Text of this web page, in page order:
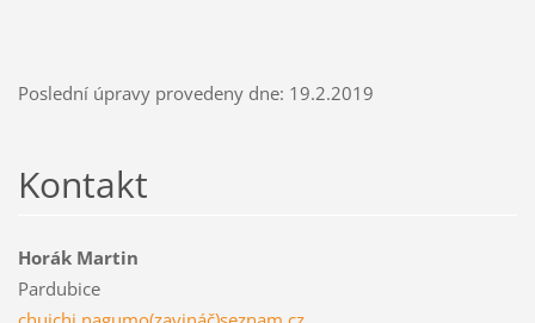
Poslední úpravy provedeny dne: 19.2.2019
Kontakt
Horák Martin
Pardubice